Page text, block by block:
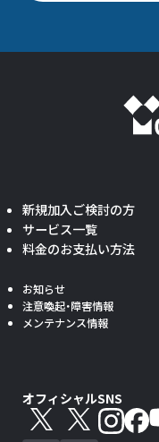
新規加入ご検討の方
サービス一覧
料金のお支払い方法
お知らせ
注意喚起・障害情報
メンテナンス情報
オフィシャルSNS